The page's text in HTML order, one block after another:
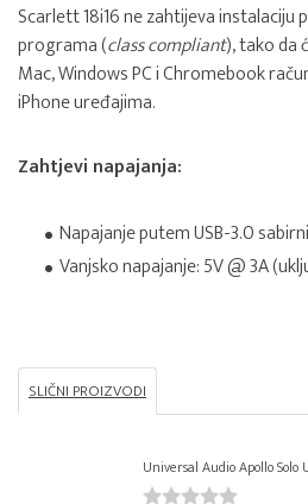
Scarlett 18i16 ne zahtijeva instalaciju
programa (class compliant), tako da
Mac, Windows PC i Chromebook
iPhone uređajima.
Zahtjevi napajanja:
Napajanje putem USB-3.0
Vanjsko napajanje: 5V @ 3A
SLIČNI PROIZVODI
Universal Audio Apollo Solo